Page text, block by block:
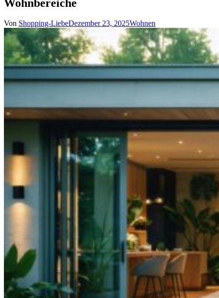
Wohnbereiche
Von Shopping-LiebeDezember 23, 2025Wohnen